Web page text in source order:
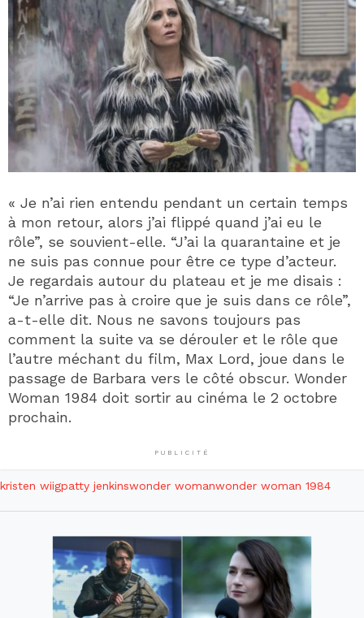
« Je n’ai rien entendu pendant un certain temps
à mon retour, alors j’ai flippé quand j’ai eu le
rôle”, se souvient-elle. “J’ai la quarantaine et je
ne suis pas connue pour être ce type d’acteur.
Je regardais autour du plateau et je me disais :
“Je n’arrive pas à croire que je suis dans ce rôle”,
a-t-elle dit. Nous ne savons toujours pas
comment la suite va se dérouler et le rôle que
l’autre méchant du film, Max Lord, joue dans le
passage de Barbara vers le côté obscur. Wonder
Woman 1984 doit sortir au cinéma le 2 octobre
prochain.
PUBLICITÉ
kristen wiigpatty jenkinswonder womanwonder woman 1984